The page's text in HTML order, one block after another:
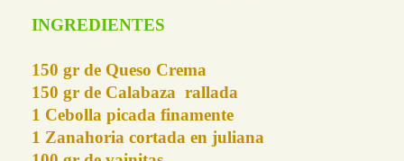
INGREDIENTES
150 gr de Queso Crema
150 gr de Calabaza rallada
1 Cebolla picada finamente
1 Zanahoria cortada en juliana